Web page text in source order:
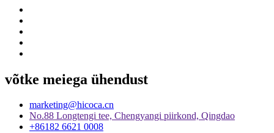
võtke meiega ühendust
marketing@hicoca.cn
No.88 Longtengi tee, Chengyangi piirkond, Qingdao
+86182 6621 0008